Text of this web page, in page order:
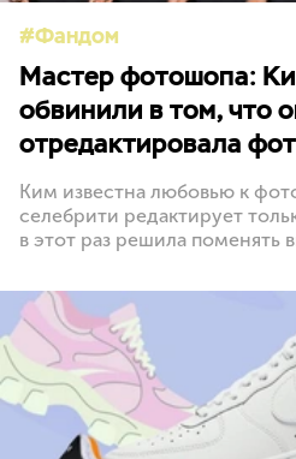
Фандом
Мастер фотошопа:
обвинили в том, что
отредактировала
Ким известна любовью к
селебрити редактирует
в этот раз решила поменять